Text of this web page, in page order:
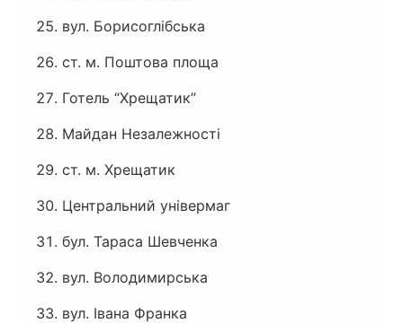
вул. Борисоглібська
ст. м. Поштова площа
Готель “Хрещатик”
Майдан Незалежності
ст. м. Хрещатик
Центральний універмаг
бул. Тараса Шевченка
вул. Володимирська
вул. Івана Франка